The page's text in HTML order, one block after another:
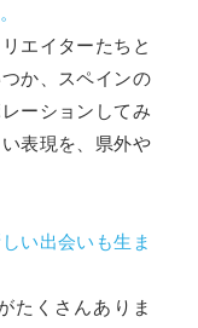
エイターたちと
か、スペインの
ーションしてみ
表現を、県外や
い出会いも生ま
たくさんありま